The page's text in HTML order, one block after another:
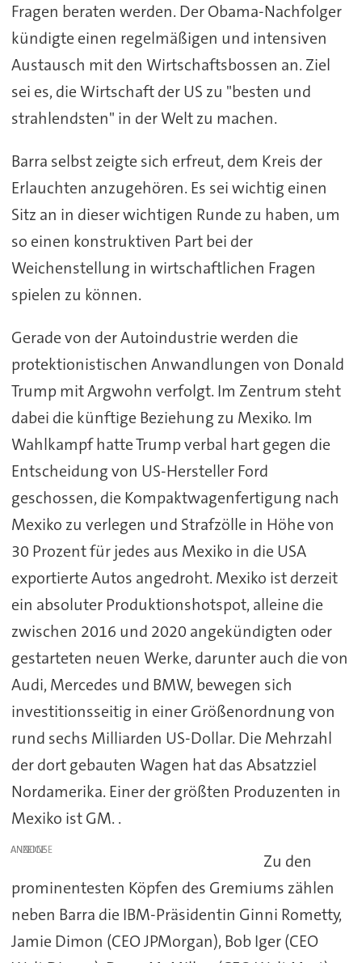
Fragen beraten werden. Der Obama-Nachfolger
kündigte einen regelmäßigen und intensiven
Austausch mit den Wirtschaftsbossen an. Ziel
sei es, die Wirtschaft der US zu "besten und
strahlendsten" in der Welt zu machen.
Barra selbst zeigte sich erfreut, dem Kreis der
Erlauchten anzugehören. Es sei wichtig einen
Sitz an in dieser wichtigen Runde zu haben, um
so einen konstruktiven Part bei der
Weichenstellung in wirtschaftlichen Fragen
spielen zu können.
Gerade von der Autoindustrie werden die
protektionistischen Anwandlungen von Donald
Trump mit Argwohn verfolgt. Im Zentrum steht
dabei die künftige Beziehung zu Mexiko. Im
Wahlkampf hatte Trump verbal hart gegen die
Entscheidung von US-Hersteller Ford
geschossen, die Kompaktwagenfertigung nach
Mexiko zu verlegen und Strafzölle in Höhe von
30 Prozent für jedes aus Mexiko in die USA
exportierte Autos angedroht. Mexiko ist derzeit
ein absoluter Produktionshotspot, alleine die
zwischen 2016 und 2020 angekündigten oder
gestarteten neuen Werke, darunter auch die von
Audi, Mercedes und BMW, bewegen sich
investitionsseitig in einer Größenordnung von
rund sechs Milliarden US-Dollar. Die Mehrzahl
der dort gebauten Wagen hat das Absatzziel
Nordamerika. Einer der größten Produzenten in
Mexiko ist GM. .
ANZEIGE
Zu den
prominentesten Köpfen des Gremiums zählen
neben Barra die IBM-Präsidentin Ginni Rometty,
Jamie Dimon (CEO JPMorgan), Bob Iger (CEO